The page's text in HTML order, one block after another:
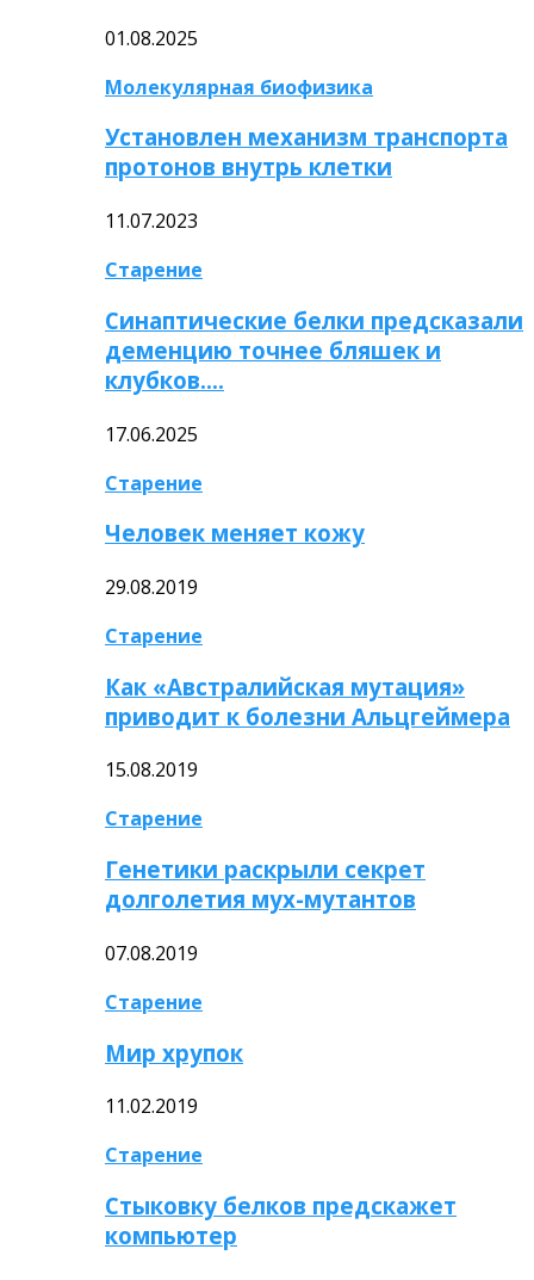
01.08.2025
Молекулярная биофизика
Установлен механизм транспорта
протонов внутрь клетки
11.07.2023
Старение
Синаптические белки предсказали
деменцию точнее бляшек и
клубков….
17.06.2025
Старение
Человек меняет кожу
29.08.2019
Старение
Как «Австралийская мутация»
приводит к болезни Альцгеймера
15.08.2019
Старение
Генетики раскрыли секрет
долголетия мух-мутантов
07.08.2019
Старение
Мир хрупок
11.02.2019
Старение
Стыковку белков предскажет
компьютер